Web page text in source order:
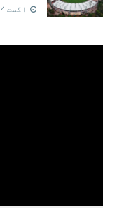
اگست 4, 2026